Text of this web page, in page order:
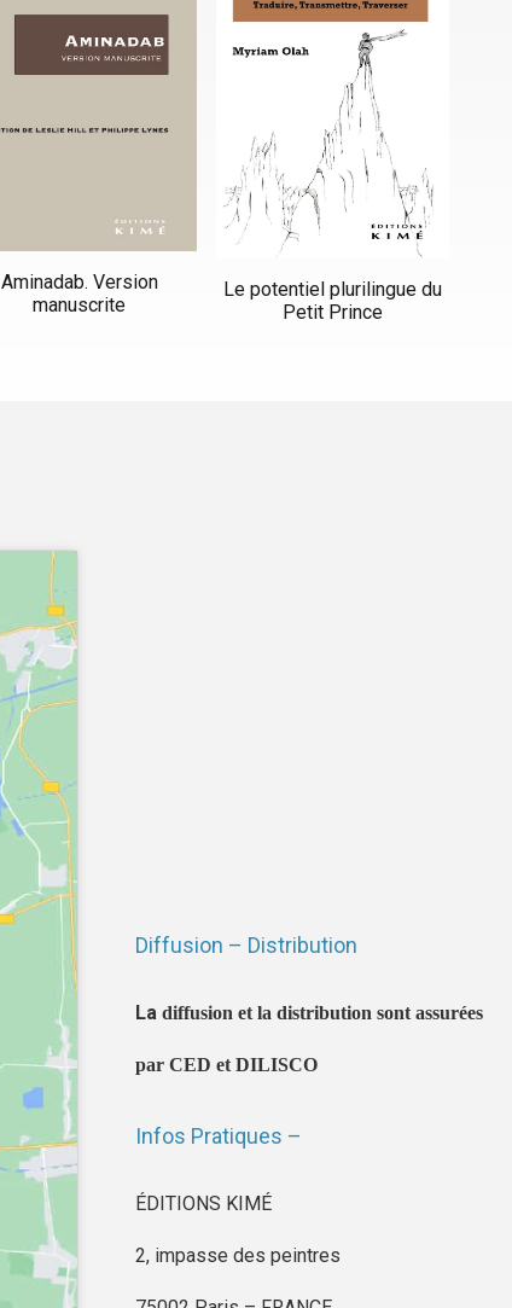
Aminadab. Version
manuscrite
Le potentiel plurilingue du
Petit Prince
Diffusion – Distribution
La diffusion et la distribution sont assurées
par CED et DILISCO
Infos Pratiques –
ÉDITIONS KIMÉ
2, impasse des peintres